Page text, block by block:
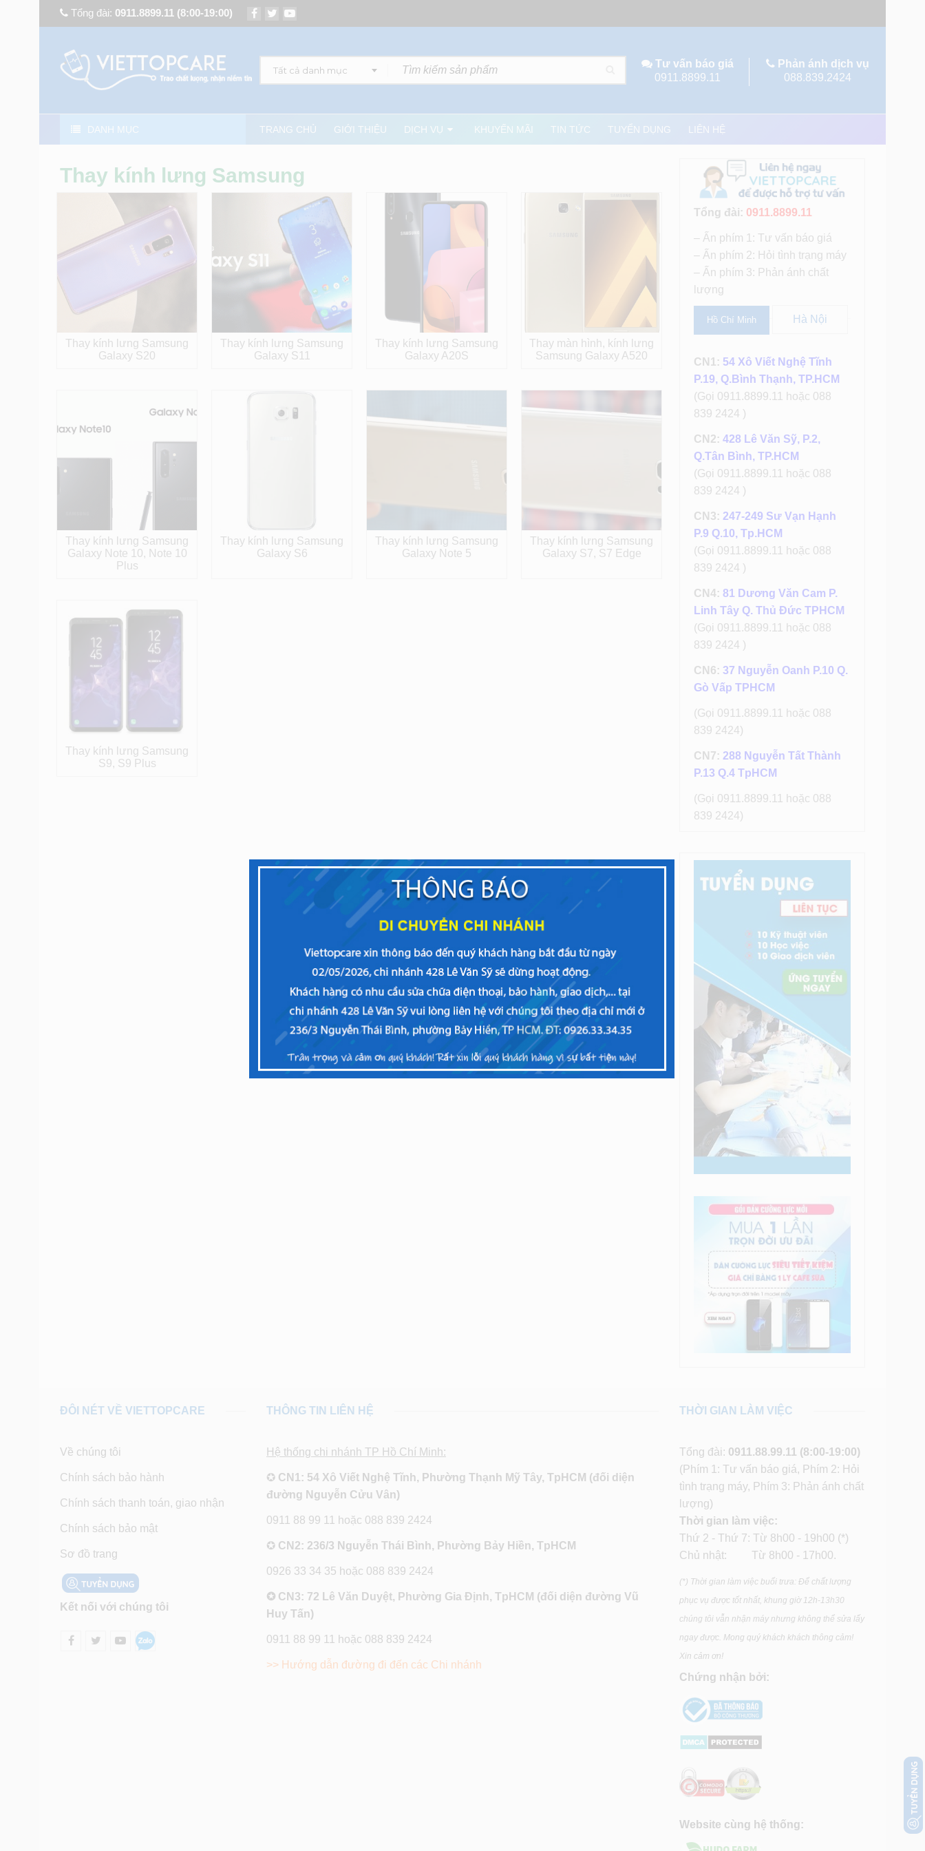
Tổng đài: 0911.8899.11 (8:00-19:00)
Tất cả danh mục
Tư vấn báo giá
0911.8899.11
Phản ánh dịch vụ
088.839.2424
DANH MỤC TRANG CHỦ GIỚI THIỆU DỊCH VỤ KHUYẾN MÃI TIN TỨC TUYỂN DỤNG LIÊN HỆ
Thay kính lưng Samsung
Thay kính lưng Samsung
Galaxy S20
Thay kính lưng Samsung
Galaxy S11
Thay kính lưng Samsung
Galaxy A20S
Thay màn hình, kính lưng
Samsung Galaxy A520
Thay kính lưng Samsung
Galaxy Note 10, Note 10
Plus
Thay kính lưng Samsung
Galaxy S6
Thay kính lưng Samsung
Galaxy Note 5
Thay kính lưng Samsung
Galaxy S7, S7 Edge
Thay kính lưng Samsung
S9, S9 Plus
Tổng đài: 0911.8899.11
– Ấn phím 1: Tư vấn báo giá
– Ấn phím 2: Hỏi tình trạng máy
– Ấn phím 3: Phản ánh chất
lượng
Hồ Chí Minh Hà Nội
CN1: 54 Xô Viết Nghệ Tĩnh
P.19, Q.Bình Thạnh, TP.HCM
(Gọi 0911.8899.11 hoặc 088
839 2424 )
CN2: 428 Lê Văn Sỹ, P.2,
Q.Tân Bình, TP.HCM
(Gọi 0911.8899.11 hoặc 088
839 2424 )
CN3: 247-249 Sư Vạn Hạnh
P.9 Q.10, Tp.HCM
(Gọi 0911.8899.11 hoặc 088
839 2424 )
CN4: 81 Dương Văn Cam P.
Linh Tây Q. Thủ Đức TPHCM
(Gọi 0911.8899.11 hoặc 088
839 2424 )
CN6: 37 Nguyễn Oanh P.10 Q.
Gò Vấp TPHCM
(Gọi 0911.8899.11 hoặc 088
839 2424)
CN7: 288 Nguyễn Tất Thành
P.13 Q.4 TpHCM
(Gọi 0911.8899.11 hoặc 088
839 2424)
ĐÔI NÉT VỀ VIETTOPCARE
Về chúng tôi
Chính sách bảo hành
Chính sách thanh toán, giao nhận
Chính sách bảo mật
Sơ đồ trang
Kết nối với chúng tôi
THÔNG TIN LIÊN HỆ
Hệ thống chi nhánh TP Hồ Chí Minh:
✪ CN1: 54 Xô Viết Nghệ Tĩnh, Phường Thạnh Mỹ Tây, TpHCM (đối diện
đường Nguyễn Cửu Vân)
0911 88 99 11 hoặc 088 839 2424
✪ CN2: 236/3 Nguyễn Thái Bình, Phường Bảy Hiền, TpHCM
0926 33 34 35 hoặc 088 839 2424
✪ CN3: 72 Lê Văn Duyệt, Phường Gia Định, TpHCM (đối diện đường Vũ
Huy Tấn)
0911 88 99 11 hoặc 088 839 2424
>> Hướng dẫn đường đi đến các Chi nhánh
THỜI GIAN LÀM VIỆC
Tổng đài: 0911.88.99.11 (8:00-19:00)
(Phím 1: Tư vấn báo giá, Phím 2: Hỏi
tình trạng máy, Phím 3: Phản ánh chất
lượng)
Thời gian làm việc:
Thứ 2 - Thứ 7: Từ 8h00 - 19h00 (*)
Chủ nhật: Từ 8h00 - 17h00.
(*) Thời gian làm việc buổi trưa: Để chất lượng
phục vụ được tốt nhất, khung giờ 12h-13h30
chúng tôi vẫn nhận máy nhưng không thể sửa lấy
ngay được. Mong quý khách khách thông cảm!
Xin cảm ơn!
Chứng nhận bởi:
Website cùng hệ thống: